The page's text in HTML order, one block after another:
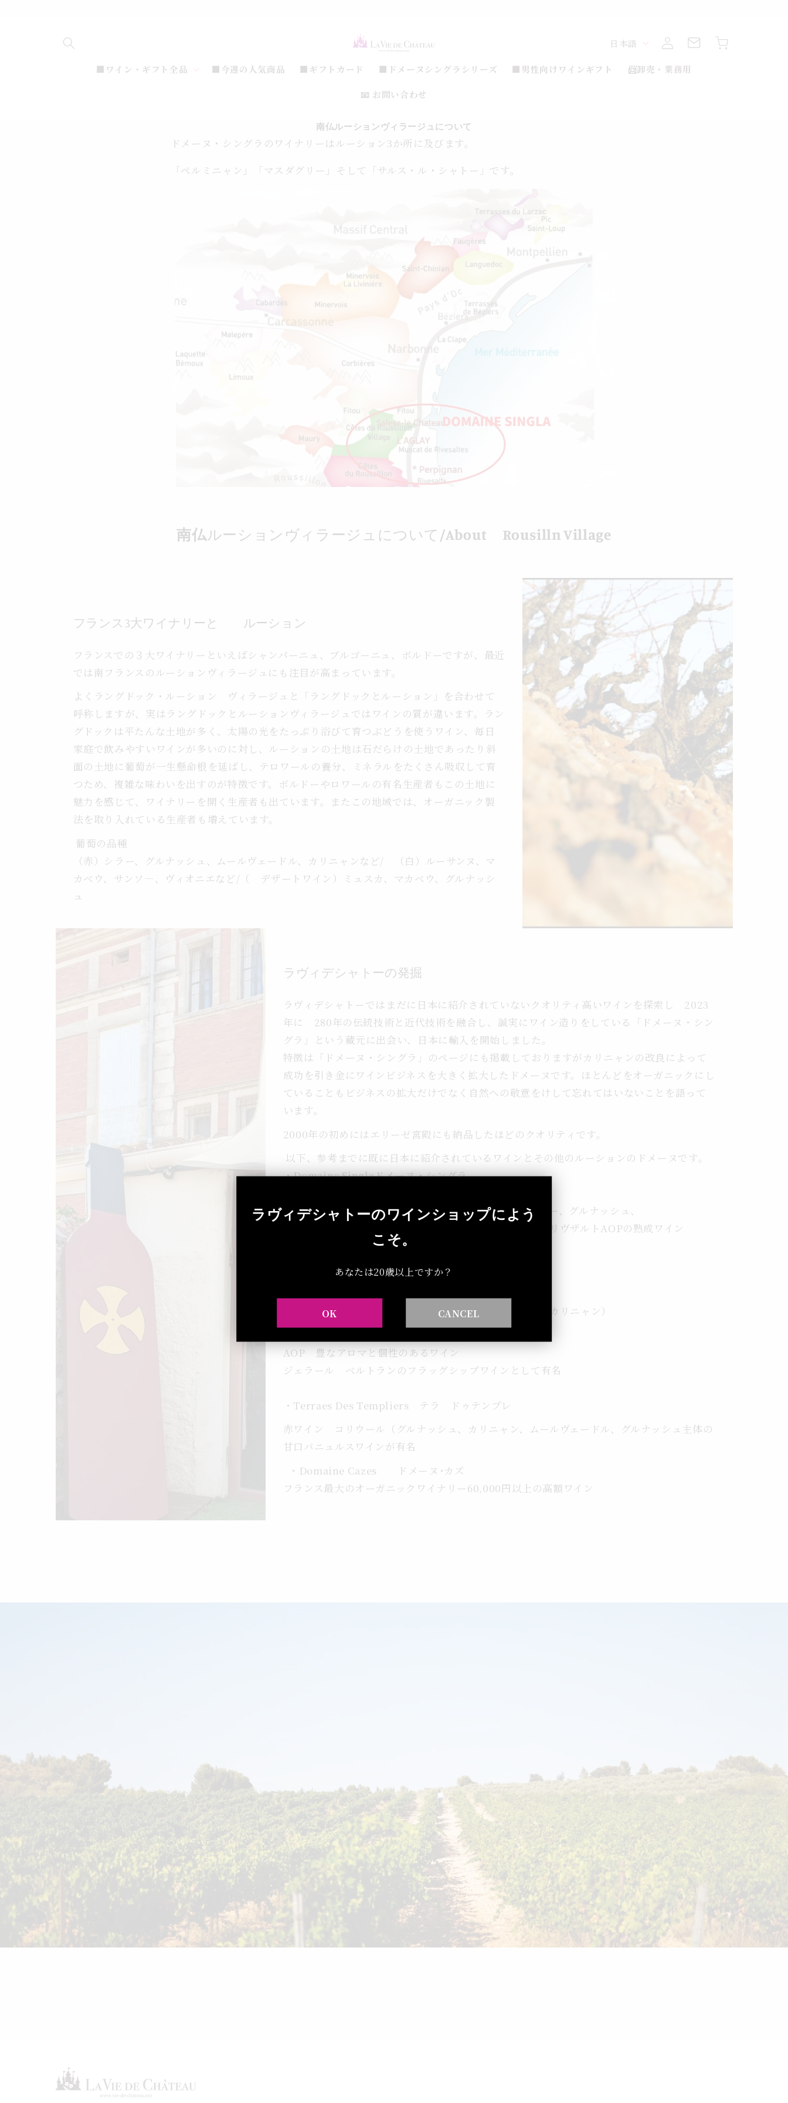
■ワイン・ギフト全品 ■今週の人気商品 ■ギフトカード ■ドメーヌシングラシリーズ ■男性向けワインギフト 📨卸売・業務用
📧 お問い合わせ
言
語
日本語
イ
ン
ー
南仏ルーションヴィラージュについて
ドメーヌ・シングラのワイナリーはルーション3か所に及びます。
「ペルミニャン」「マスダグリー」そして「サルス・ル・シャトー」です。
南仏ルーションヴィラージュについて /About Rousilln Village
フランス3大ワイナリーと ルーション
フランスでの３大ワイナリーといえばシャンパーニュ、ブルゴーニュ、ボルドーですが、最近
では南フランスのルーションヴィラージュにも注目が高まっています。
よくラングドック・ルーション ヴィラージュと「ラングドックとルーション」を合わせて
呼称しますが、実はラングドックとルーションヴィラージュではワインの質が違います。ラン
グドックは平たんな土地が多く、太陽の光をたっぷり浴びて育つぶどうを使うワイン、毎日
家庭で飲みやすいワインが多いのに対し、ルーションの土地は石だらけの土地であったり斜
面の土地に葡萄が一生懸命根を延ばし、テロワールの養分、ミネラルをたくさん吸収して育
つため、複雑な味わいを出すのが特徴です。ボルドーやロワールの有名生産者もこの土地に
魅力を感じて、ワイナリーを開く生産者も出ています。またこの地域では、オーガニック製
法を取り入れている生産者も増えています。
葡萄の品種
（赤）シラー、グルナッシュ、ムールヴェードル、カリニャンなど/ （白）ルーサンヌ、マ
カベウ、サンソ―、ヴィオニエなど/（ デザートワイン）ミュスカ、マカベウ、グルナッシ
ュ
ラヴィデシャトーの発掘
ラヴィデシャトーではまだに日本に紹介されていないクオリティ高いワインを探索し 2023
年に 280年の伝統技術と近代技術を融合し、誠実にワイン造りをしている「ドメーヌ・シン
グラ」という蔵元に出会い、日本に輸入を開始しました。
特徴は「ドメーヌ・シングラ」のページにも掲載しておりますがカリニャンの改良によって
成功を引き金にワインビジネスを大きく拡大したドメーヌです。ほとんどをオーガニックにし
ていることもビジネスの拡大だけでなく自然への敬意をけして忘れてはいないことを語って
います。
2000年の初めにはエリーゼ宮殿にも納品したほどのクオリティです。
以下、参考までに既に日本に紹介されているワインとその他のルーションのドメーヌです。
・Domaine Singlaドメーヌ・シングラ
力強いワイン（カリニャン、ムールヴェードル、シラー、グルナッシュ、
白はルーサンヌ・マカベウ、 グルナッシュのロゼ、リヴザルトAOPの熟成ワイン
パワフルでありながら繊細なワイン
白ワイン（ロール）、赤ワイン（グルナッシュ、シラー、カリニャン）
AOP 豊なアロマと個性のあるワイン
ジェラール ベルトランのフラッグシップワインとして有名
・Terraes Des Templiers テラ ドゥテンプレ
赤ワイン コリウール（グルナッシュ、カリニャン、ムールヴェードル、グルナッシュ主体の
甘口バニュルスワインが有名
・Domaine Cazes ドメーヌ･カズ
フランス最大のオーガニックワイナリー60,000円以上の高額ワイン
ラヴィデシャトーのワインショップによう
こそ。
あなたは20歳以上ですか？
OK CANCEL